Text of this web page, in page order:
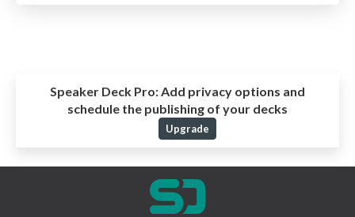
Speaker Deck Pro: Add privacy options and
schedule the publishing of your decks
Upgrade